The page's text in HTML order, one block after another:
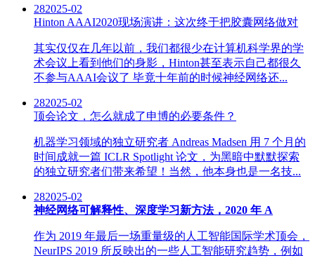
282025-02
Hinton AAAI2020现场演讲：这次终于把胶囊网络做对
其实仅仅在几年以前，我们都很少在计算机科学界的学
术会议上看到他们的身影，Hinton甚至表示自己都很久
不参与AAAI会议了 毕竟十年前的时候神经网络还...
282025-02
顶会论文，怎么就成了申博的必要条件？
机器学习领域的独立研究者 Andreas Madsen 用 7 个月的
时间成就一篇 ICLR Spotlight 论文，为黑暗中默默探索
的独立研究者们带来希望！当然，他本身也是一名技...
282025-02
神经网络可解释性、深度学习新方法，2020 年 A
作为 2019 年最后一场重量级的人工智能国际学术顶会，
NeurIPS 2019 所反映出的一些人工智能研究趋势，例如